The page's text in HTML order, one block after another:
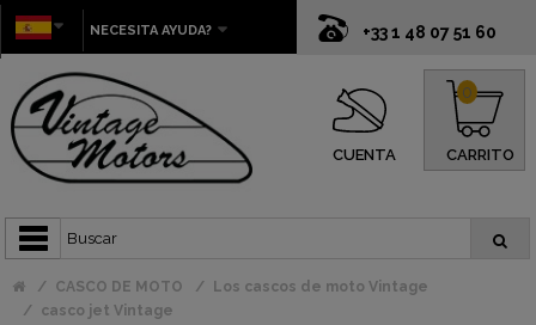
+33 1 48 07 51 60
NECESITA AYUDA?
CUENTA CARRITO
0
CASCO DE MOTO
Los cascos de moto Vintage
casco jet Vintage